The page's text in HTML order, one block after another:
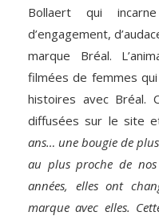
Bollaert qui
d’engagement,
marque Bréal.
filmées de femmes
histoires avec Bréal.
diffusées sur le site
ans… une bougie de
au plus proche de
années, elles ont
marque avec elles.